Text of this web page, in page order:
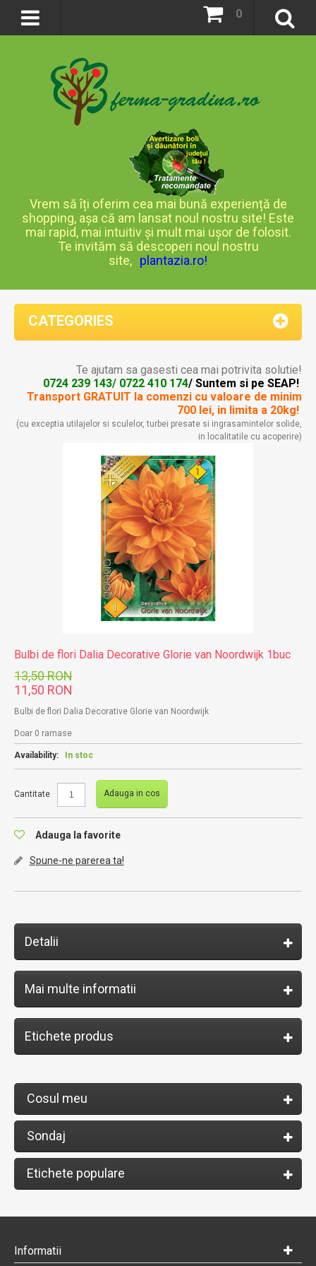
0
Vrem să îți oferim cea mai bună experiență de
shopping, așa că am lansat noul nostru site! Este
mai rapid, mai intuitiv și mult mai ușor de folosit.
Te invităm să descoperi noul nostru
site, plantazia.ro!
CATEGORIES
Te ajutam sa gasesti cea mai potrivita solutie!
0724 239 143/ 0722 410 174/ Suntem si pe SEAP!
Transport GRATUIT la comenzi cu valoare de minim
700 lei, in limita a 20kg!
(cu exceptia utilajelor si sculelor, turbei presate si ingrasamintelor solide,
in localitatile cu acoperire)
Bulbi de flori Dalia Decorative Glorie van Noordwijk 1buc
13,50 RON
11,50 RON
Bulbi de flori Dalia Decorative Glorie van Noordwijk
Doar 0 ramase
Availability: In stoc
Cantitate Adauga in cos
Adauga la favorite
Spune-ne parerea ta!
Detalii
Mai multe informatii
Etichete produs
Cosul meu
Sondaj
Etichete populare
Informatii